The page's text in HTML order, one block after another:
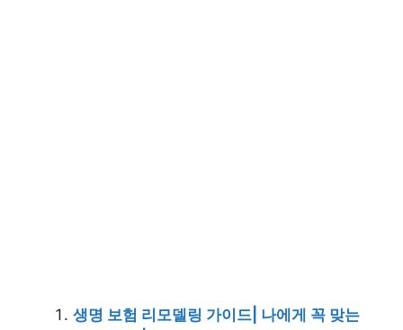
생명 보험 리모델링 가이드| 나에게 꼭 맞는